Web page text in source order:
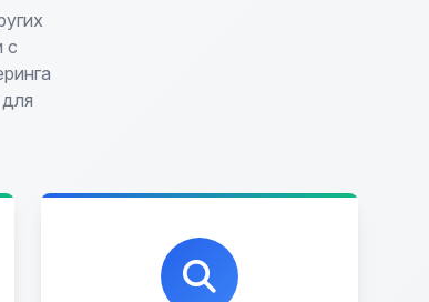
с
Профессиональная помощь
в выборе автомобиля на
любых торговых площадках